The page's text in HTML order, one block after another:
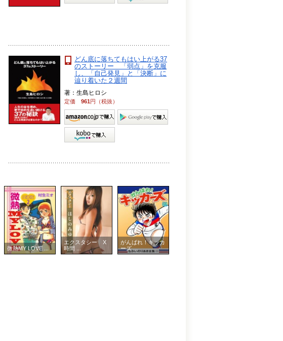
どん底に落ちてもはい上がる37
のストーリー 「弱点」を克服
し、「自己発見」と「決断」に
辿り着いた２週間
著：生島ヒロシ
定価 961円（税抜）
微熱MY LOVE ...
エクスタシー X
時間 ...
がんばれ！キッカ
ーズ ...